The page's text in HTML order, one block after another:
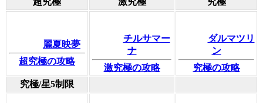
麗夏映夢
超究極の攻略
チルサマー
ナ
激究極の攻略
ダルマツリ
ン
究極の攻略
究極/星5制限